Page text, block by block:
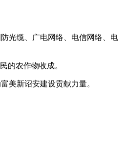
光缆、广电网络、电信网络、电
的农作物收成。
美新诏安建设贡献力量。